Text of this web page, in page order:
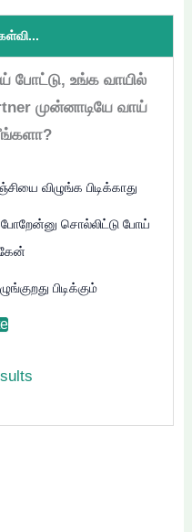
போட்டு, உங்க வாயில்
முன்னாடியே வாய்
விழுங்க பிடிக்காது
சொல்லிட்டு போய்
பிடிக்கும்